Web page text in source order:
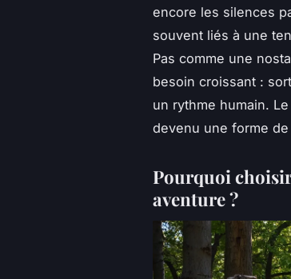
encore les silences
souvent liés à une
Pas comme une
besoin croissant :
un rythme humain. Le
devenu une forme
Pourquoi
aventure ?